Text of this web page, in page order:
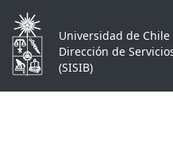
Universidad de Chile
Dirección de
(SISIB)